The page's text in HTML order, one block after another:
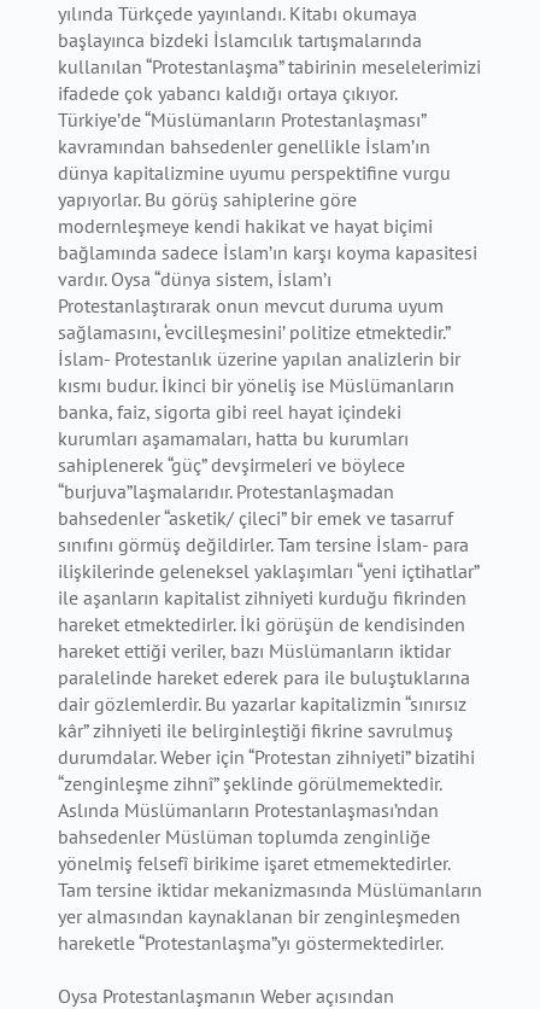
yılında Türkçede yayınlandı. Kitabı okumaya
başlayınca bizdeki İslamcılık tartışmalarında
kullanılan “Protestanlaşma” tabirinin meselelerimizi
ifadede çok yabancı kaldığı ortaya çıkıyor.
Türkiye’de “Müslümanların Protestanlaşması”
kavramından bahsedenler genellikle İslam’ın
dünya kapitalizmine uyumu perspektifine vurgu
yapıyorlar. Bu görüş sahiplerine göre
modernleşmeye kendi hakikat ve hayat biçimi
bağlamında sadece İslam’ın karşı koyma kapasitesi
vardır. Oysa “dünya sistem, İslam’ı
Protestanlaştırarak onun mevcut duruma uyum
sağlamasını, ‘evcilleşmesini’ politize etmektedir.”
İslam- Protestanlık üzerine yapılan analizlerin bir
kısmı budur. İkinci bir yöneliş ise Müslümanların
banka, faiz, sigorta gibi reel hayat içindeki
kurumları aşamamaları, hatta bu kurumları
sahiplenerek “güç” devşirmeleri ve böylece
“burjuva”laşmalarıdır. Protestanlaşmadan
bahsedenler “asketik/ çileci” bir emek ve tasarruf
sınıfını görmüş değildirler. Tam tersine İslam- para
ilişkilerinde geleneksel yaklaşımları “yeni içtihatlar”
ile aşanların kapitalist zihniyeti kurduğu fikrinden
hareket etmektedirler. İki görüşün de kendisinden
hareket ettiği veriler, bazı Müslümanların iktidar
paralelinde hareket ederek para ile buluştuklarına
dair gözlemlerdir. Bu yazarlar kapitalizmin “sınırsız
kâr” zihniyeti ile belirginleştiği fikrine savrulmuş
durumdalar. Weber için “Protestan zihniyeti” bizatihi
“zenginleşme zihnî” şeklinde görülmemektedir.
Aslında Müslümanların Protestanlaşması’ndan
bahsedenler Müslüman toplumda zenginliğe
yönelmiş felsefî birikime işaret etmemektedirler.
Tam tersine iktidar mekanizmasında Müslümanların
yer almasından kaynaklanan bir zenginleşmeden
hareketle “Protestanlaşma”yı göstermektedirler.
Oysa Protestanlaşmanın Weber açısından